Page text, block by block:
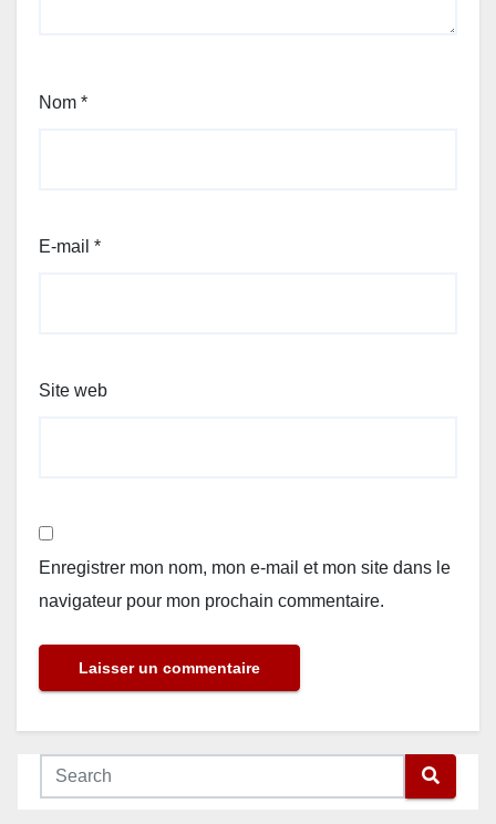
Nom *
E-mail *
Site web
Enregistrer mon nom, mon e-mail et mon site dans le
navigateur pour mon prochain commentaire.